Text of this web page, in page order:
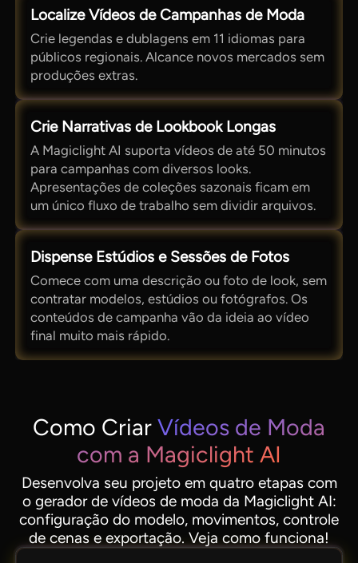
Localize Vídeos de Campanhas de Moda
Crie legendas e dublagens em 11 idiomas para
públicos regionais. Alcance novos mercados sem
produções extras.
Crie Narrativas de Lookbook Longas
A Magiclight AI suporta vídeos de até 50 minutos
para campanhas com diversos looks.
Apresentações de coleções sazonais ficam em
um único fluxo de trabalho sem dividir arquivos.
Dispense Estúdios e Sessões de Fotos
Comece com uma descrição ou foto de look, sem
contratar modelos, estúdios ou fotógrafos. Os
conteúdos de campanha vão da ideia ao vídeo
final muito mais rápido.
Como Criar Vídeos de Moda
com a Magiclight AI
Desenvolva seu projeto em quatro etapas com
o gerador de vídeos de moda da Magiclight AI:
configuração do modelo, movimentos, controle
de cenas e exportação. Veja como funciona!